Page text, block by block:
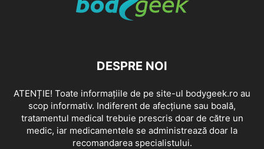
DESPRE NOI
ATENȚIE! Toate informațiile de pe site-ul bodygeek.ro au
scop informativ. Indiferent de afecțiune sau boală,
tratamentul medical trebuie prescris doar de către un
medic, iar medicamentele se administrează doar la
recomandarea specialistului.